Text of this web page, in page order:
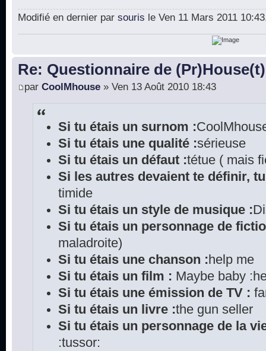
Modifié en dernier par souris le Ven 11 Mars 2011
Re: Questionnaire de (Pr)House(t)
par CoolMhouse » Ven 13 Août 2010 18:43
Si tu étais un surnom :
Si tu étais une qualité :sérieuse
Si tu étais un défaut :tétue ( mais
Si les autres devaient te définir,
timide
Si tu étais un style de musique :
Si tu étais un personnage de
maladroite)
Si tu étais une chanson :help me
Si tu étais un film : Maybe baby
Si tu étais une émission de TV :
Si tu étais un livre :the gun seller
Si tu étais un personnage de la
:tussor: